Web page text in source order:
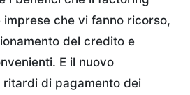
che vi fanno ricorso,
del credito e
E il nuovo
ritardi di pagamento dei